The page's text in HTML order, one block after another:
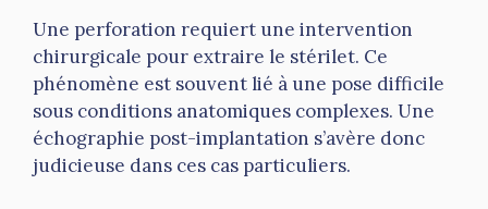
Une perforation requiert une intervention
chirurgicale pour extraire le stérilet. Ce
phénomène est souvent lié à une pose difficile
sous conditions anatomiques complexes. Une
échographie post-implantation s’avère donc
judicieuse dans ces cas particuliers.